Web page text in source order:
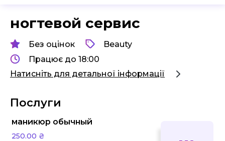
ногтевой сервис
Без оцінок
Beauty
Працює до 18:00
Натисніть для детальної інформації
Послуги
маникюр обычный
250.00 ₴